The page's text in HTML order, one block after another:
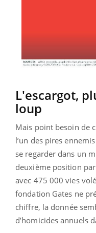
L'escargot,
loup
Mais point besoin de
l’un des pires
se regarder dans un
deuxième position
avec 475 000 vies
fondation Gates ne
chiffre, la donnée
d’homicides annuels